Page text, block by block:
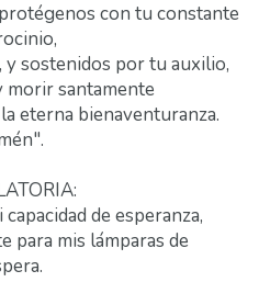
con tu constante
y sostenidos por tu auxilio,
morir santamente
eterna bienaventuranza.
de esperanza,
para mis lámparas de